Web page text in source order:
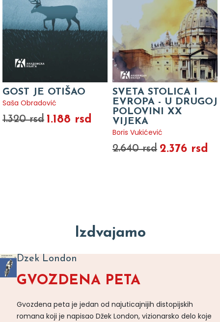
GOST JE OTIŠAO
Saša Obradović
1.320 rsd 1.188 rsd
SVETA STOLICA I
EVROPA - U DRUGOJ
POLOVINI XX
VIJEKA
Boris Vukićević
2.640 rsd 2.376 rsd
Izdvajamo
Dzek London
GVOZDENA PETA
Gvozdena peta je jedan od najuticajnijih distopijskih
romana koji je napisao Džek London, vizionarsko delo koje